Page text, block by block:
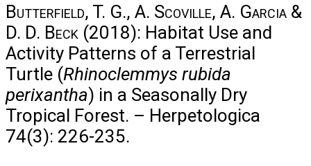
Butterfield, T. G., A. Scoville, A. Garcia &
D. D. Beck (2018): Habitat Use and
Activity Patterns of a Terrestrial
Turtle (Rhinoclemmys rubida
perixantha) in a Seasonally Dry
Tropical Forest. – Herpetologica
74(3): 226-235.